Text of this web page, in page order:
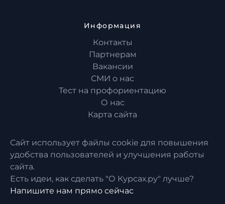
Информация
Контакты
Партнерам
Вакансии
СМИ о нас
Тест на профориентацию
О нас
Карта сайта
Сайт использует файлы cookie для повышения
удобства пользователей и улучшения работы
сайта.
Есть идеи, как сделать "О Курсах.ру" лучше?
Напишите нам прямо сейчас